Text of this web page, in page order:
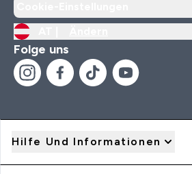
Folge uns
Hilfe Und Informationen